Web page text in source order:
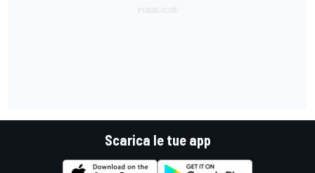
Scarica le tue app